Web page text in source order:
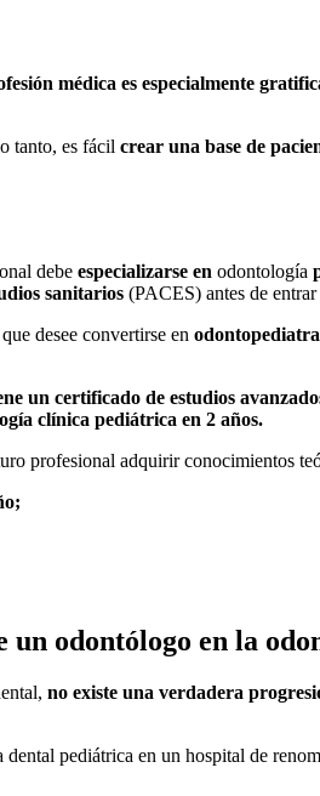
médica es especialmente
tanto, es fácil crear una base de
debe especializarse en odontología
sanitarios (PACES) antes de
desee convertirse en odontopediatra
un certificado de estudios
clínica pediátrica en 2 años.
profesional adquirir conocimientos
un odontólogo en la
no existe una verdadera
pediátrica en un hospital de